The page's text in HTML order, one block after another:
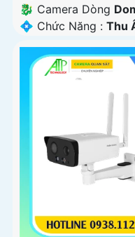
🐉️ Camera Dòng
️💠 Chức Năng : Thu